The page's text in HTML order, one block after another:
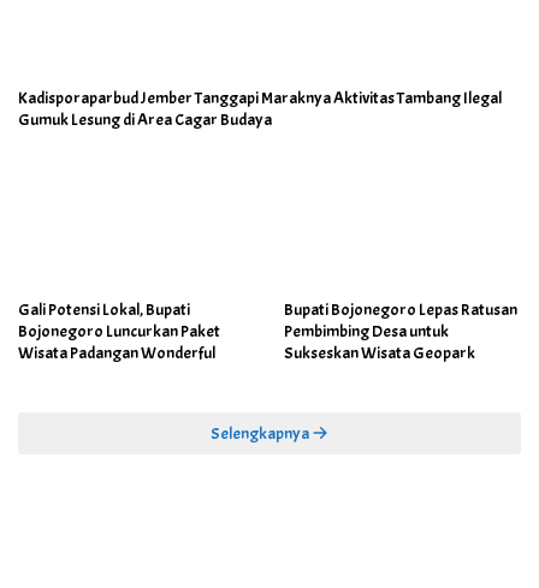
Kadisporaparbud Jember Tanggapi Maraknya Aktivitas Tambang Ilegal
Gumuk Lesung di Area Cagar Budaya
Gali Potensi Lokal, Bupati
Bojonegoro Luncurkan Paket
Wisata Padangan Wonderful
Bupati Bojonegoro Lepas Ratusan
Pembimbing Desa untuk
Sukseskan Wisata Geopark
Selengkapnya